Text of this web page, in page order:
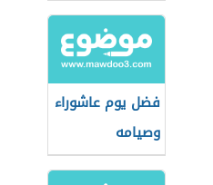
فضل يوم عاشوراء
وصيامه